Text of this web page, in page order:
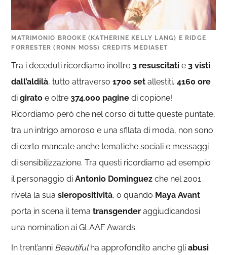
MATRIMONIO BROOKE (KATHERINE KELLY LANG) E RIDGE
FORRESTER (RONN MOSS) CREDITS MEDIASET
Tra i deceduti ricordiamo inoltre3 resuscitatie3 visti
dall’aldilà, tutto attraverso1700 set allestiti,4160 ore
digirato e oltre374.000 pagine di copione!
Ricordiamo però che nel corso di tutte queste puntate,
tra un intrigo amoroso e una sfilata di moda, non sono
di certo mancate anche tematiche sociali e messaggi
di sensibilizzazione. Tra questi ricordiamo ad esempio
il personaggio diAntonio Dominguez che nel 2001
rivela la suasieropositività, o quando Maya Avant
porta in scena il tematransgender aggiudicandosi
una nomination ai GLAAF Awards.
In trent’anni Beautifulha approfondito anche gliabusi